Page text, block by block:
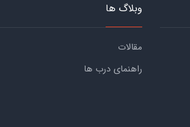
وبلاگ ها
مقالات
راهنمای درب ها